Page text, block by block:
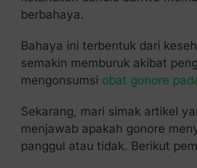
berbahaya.
Bahaya ini terbentuk dari
semakin memburuk akibat
mengonsumsi obat gonore
Sekarang, mari simak artikel
menjawab apakah gonore
panggul atau tidak. Berikut